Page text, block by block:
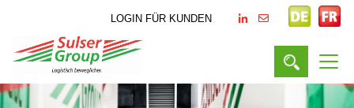
LOGIN FÜR KUNDEN